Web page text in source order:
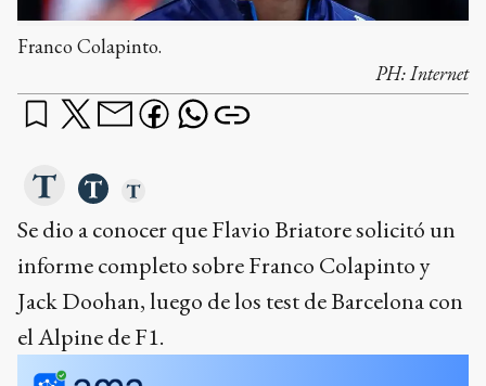
Franco Colapinto.
PH:Internet
Se dio a conocer que Flavio Briatore solicitó un
informe completo sobre Franco Colapinto y
Jack Doohan, luego de los test de Barcelona con
el Alpine de F1.